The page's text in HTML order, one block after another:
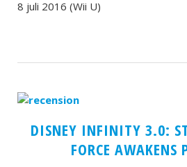
8 juli 2016 (Wii U)
DISNEY INFINITY 3.0:
FORCE AWAKENS